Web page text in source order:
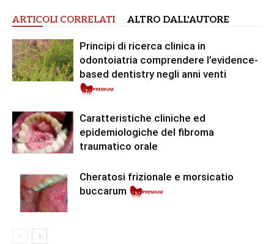
ARTICOLI CORRELATI ALTRO DALL'AUTORE
Principi di ricerca clinica in
odontoiatria comprendere l’evidence-
based dentistry negli anni venti
Caratteristiche cliniche ed
epidemiologiche del fibroma
traumatico orale
Cheratosi frizionale e morsicatio
buccarum